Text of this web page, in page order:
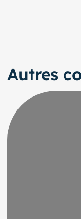
Autres